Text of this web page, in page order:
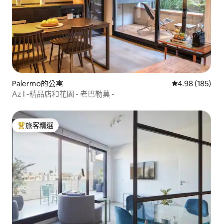
Palermo的公寓 從 185 則評價
4.98 (185)
Az I -精品店和花園 - 老巴勒莫 -
旅客精選榜首
旅客精選